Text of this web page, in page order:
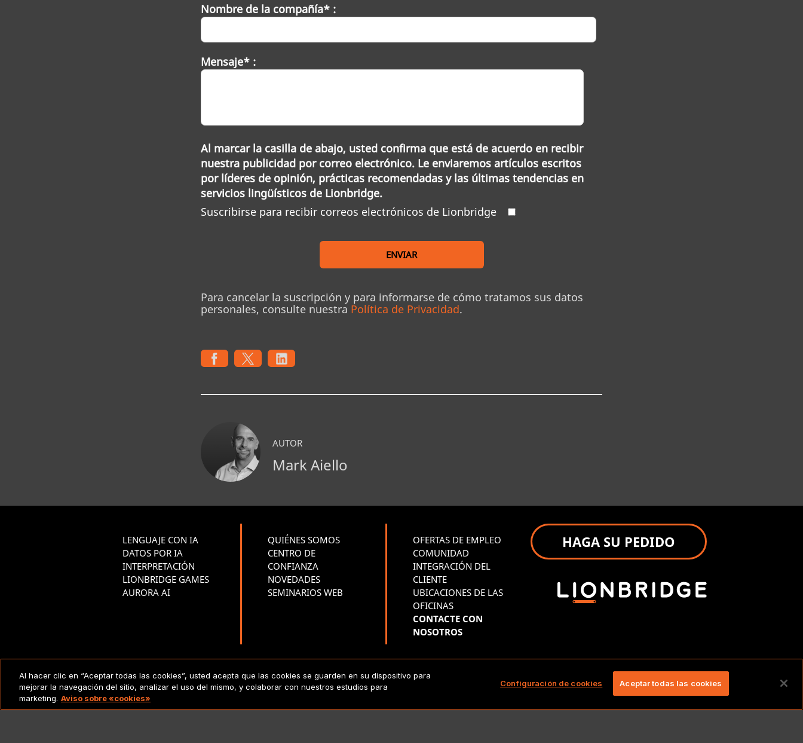
Nombre de la compañía* :
Mensaje* :
Al marcar la casilla de abajo, usted confirma que está de acuerdo en recibir
nuestra publicidad por correo electrónico. Le enviaremos artículos escritos
por líderes de opinión, prácticas recomendadas y las últimas tendencias en
servicios lingüísticos de Lionbridge.
Suscribirse para recibir correos electrónicos de Lionbridge
ENVIAR
Para cancelar la suscripción y para informarse de cómo tratamos sus datos
personales, consulte nuestra Política de Privacidad.
AUTOR
Mark Aiello
LENGUAJE CON IA
DATOS POR IA
INTERPRETACIÓN
LIONBRIDGE GAMES
AURORA AI
QUIÉNES SOMOS
CENTRO DE
CONFIANZA
NOVEDADES
SEMINARIOS WEB
OFERTAS DE EMPLEO
COMUNIDAD
INTEGRACIÓN DEL
CLIENTE
UBICACIONES DE LAS
OFICINAS
CONTACTE CON
NOSOTROS
HAGA SU PEDIDO
AVISO LEGAL Copyright 2026 Lionbridge Technologies, LLC. Todos los derechos reservados.
Al hacer clic en “Aceptar todas las cookies”, usted acepta que las cookies se guarden en su dispositivo para
mejorar la navegación del sitio, analizar el uso del mismo, y colaborar con nuestros estudios para
marketing. Aviso sobre «cookies»
Configuración de cookies Aceptar todas las cookies